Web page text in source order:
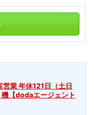
営業 年休121日（土日
【dodaエージェント